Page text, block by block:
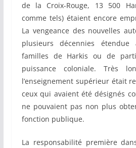
de la Croix-Rouge, 13 500
comme tels) étaient encore
La vengeance des nouvelles
plusieurs décennies
familles de Harkis ou de
puissance coloniale. Très
l’enseignement supérieur était
ceux qui avaient été désignés
ne pouvaient pas non plus
fonction publique.
La responsabilité première